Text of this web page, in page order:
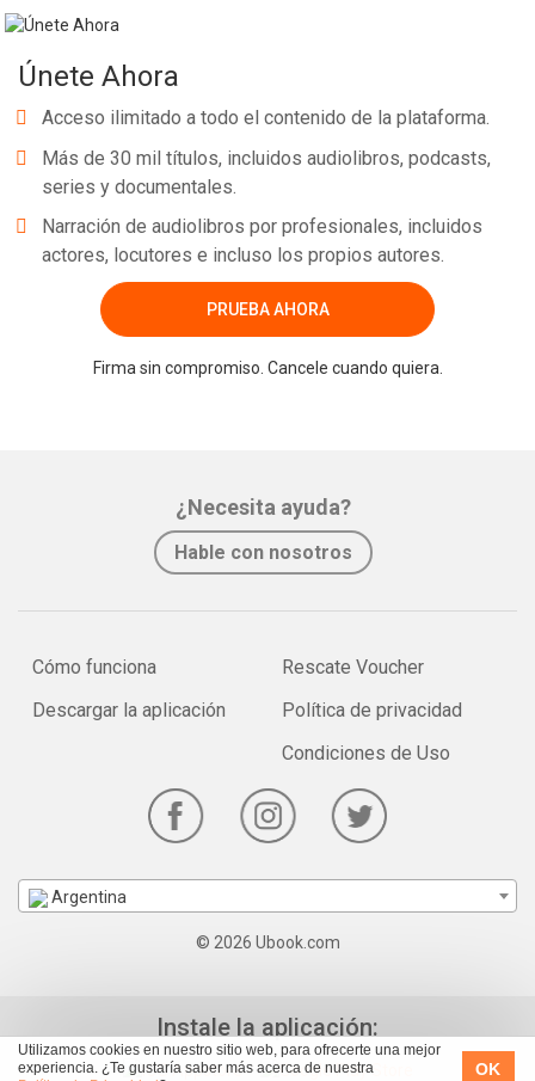
Utilizamos cookies en nuestro sitio web, para ofrecerte una mejor
experiencia. ¿Te gustaría saber más acerca de nuestra
OK
Únete Ahora
Acceso ilimitado a todo el contenido de la plataforma.
Más de 30 mil títulos, incluidos audiolibros, podcasts,
series y documentales.
Narración de audiolibros por profesionales, incluidos
actores, locutores e incluso los propios autores.
PRUEBA AHORA
Firma sin compromiso. Cancele cuando quiera.
¿Necesita ayuda?
Hable con nosotros
Cómo funciona
Descargar la aplicación
Rescate Voucher
Política de privacidad
Condiciones de Uso
Argentina
© 2026 Ubook.com
Instale la aplicación: